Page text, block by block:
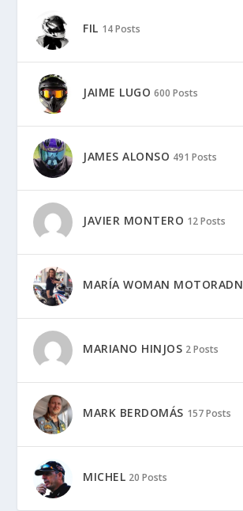
FIL 14 Posts
JAIME LUGO 600 Posts
JAMES ALONSO 491 Posts
JAVIER MONTERO 12 Posts
MARÍA WOMAN MOTORADN
MARIANO HINJOS 2 Posts
MARK BERDOMÁS 157 Posts
MICHEL 20 Posts